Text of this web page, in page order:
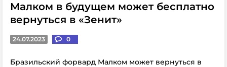
Малком в будущем может бесплатно
вернуться в «Зенит»
24.07.2023 0
Бразильский форвард Малком может вернуться в